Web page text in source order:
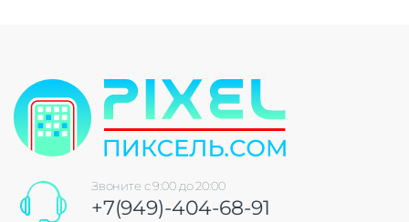
Звоните с 9:00 до 20:00
+7(949)-404-68-91